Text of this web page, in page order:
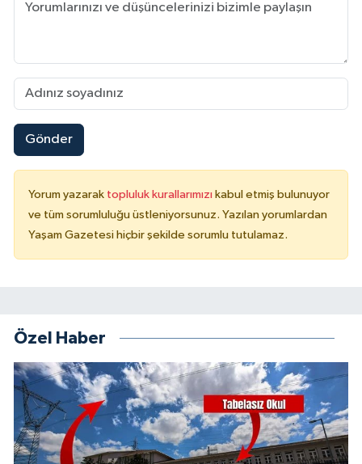
Gönder
Yorum yazarak topluluk kurallarımızı kabul etmiş bulunuyor
ve tüm sorumluluğu üstleniyorsunuz. Yazılan yorumlardan
Yaşam Gazetesi hiçbir şekilde sorumlu tutulamaz.
Özel Haber